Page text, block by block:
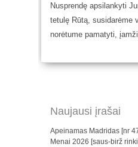
Nusprendę apsilankyti
tetulę Rūtą, susidarėme
norėtume pamatyti,
Naujausi įrašai
Apeinamas Madridas [nr
Menai 2026 [saus-birž